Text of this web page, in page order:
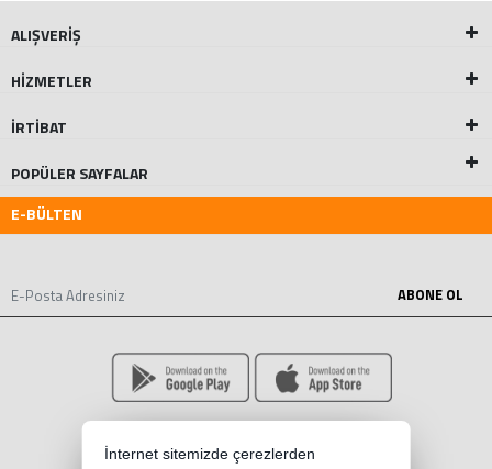
ALIŞVERİŞ
HİZMETLER
İRTİBAT
POPÜLER SAYFALAR
E-BÜLTEN
ABONE OL
İnternet sitemizde çerezlerden